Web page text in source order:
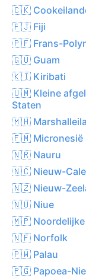
🇨🇰
🇫🇯 Fiji
🇵🇫 Frans-
🇬🇺 Guam
🇰🇮 Kiribati
🇺🇲 Kleine
Staten
🇲🇭
🇫🇲 Micronesië
🇳🇷 Nauru
🇳🇨 Nieuw-
🇳🇿 Nieuw-
🇳🇺 Niue
🇲🇵 Noordelijke
🇳🇫 Norfolk
🇵🇼 Palau
🇵🇬 Papoea-